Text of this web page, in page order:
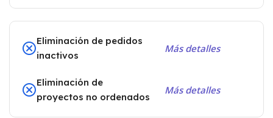
Eliminación de pedidos
inactivos
Más detalles
Eliminación de
proyectos no ordenados
Más detalles